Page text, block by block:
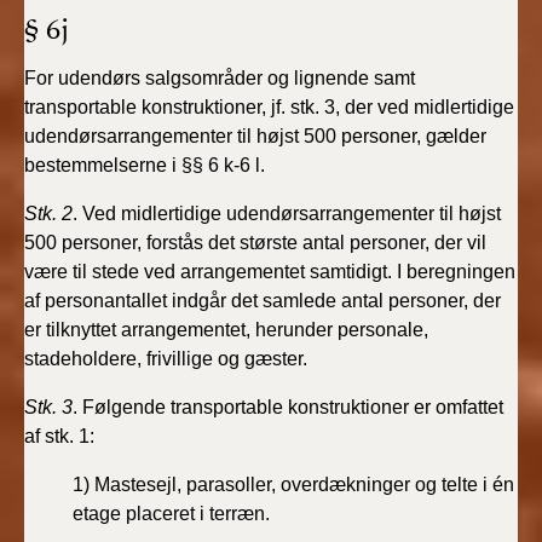
§ 6j
For udendørs salgsområder og lignende samt
transportable konstruktioner, jf. stk. 3, der ved midlertidige
udendørsarrangementer til højst 500 personer, gælder
bestemmelserne i §§ 6 k-6 l.
Stk. 2. Ved midlertidige udendørsarrangementer til højst
500 personer, forstås det største antal personer, der vil
være til stede ved arrangementet samtidigt. I beregningen
af personantallet indgår det samlede antal personer, der
er tilknyttet arrangementet, herunder personale,
stadeholdere, frivillige og gæster.
Stk. 3. Følgende transportable konstruktioner er omfattet
af stk. 1:
1) Mastesejl, parasoller, overdækninger og telte i én
etage placeret i terræn.